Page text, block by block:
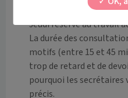
Jeudi réservé au travail
La durée des
motifs (entre 15 et 45
trop de retard et de
pourquoi les
précis.